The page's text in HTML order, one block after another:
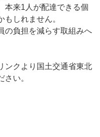
本来1人が配達できる個
しれません。
の負担を減らす取組みへ
ンクより国土交通省東北
い。